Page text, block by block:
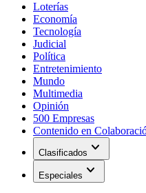
Loterías
Economía
Tecnología
Judicial
Política
Entretenimiento
Mundo
Multimedia
Opinión
500 Empresas
Contenido en
Clasificados expand_more
Especiales expand_more